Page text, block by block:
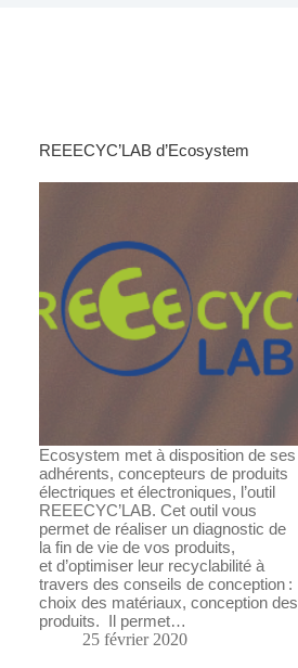
REEECYC’LAB d’Ecosystem
Ecosystem met à disposition de ses
adhérents, concepteurs de produits
électriques et électroniques, l’outil
REEECYC’LAB. Cet outil vous
permet de réaliser un diagnostic de
la fin de vie de vos produits,
et d’optimiser leur recyclabilité à
travers des conseils de conception :
choix des matériaux, conception des
produits. Il permet…
25 février 2020